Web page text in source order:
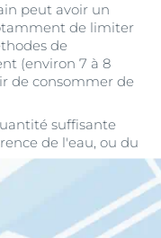
peut avoir un
de limiter
de
(environ 7 à 8
de consommer de
suffisante
de l'eau, ou du